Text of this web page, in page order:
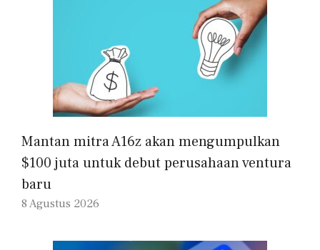
Mantan mitra A16z akan mengumpulkan
$100 juta untuk debut perusahaan ventura
baru
8 Agustus 2026